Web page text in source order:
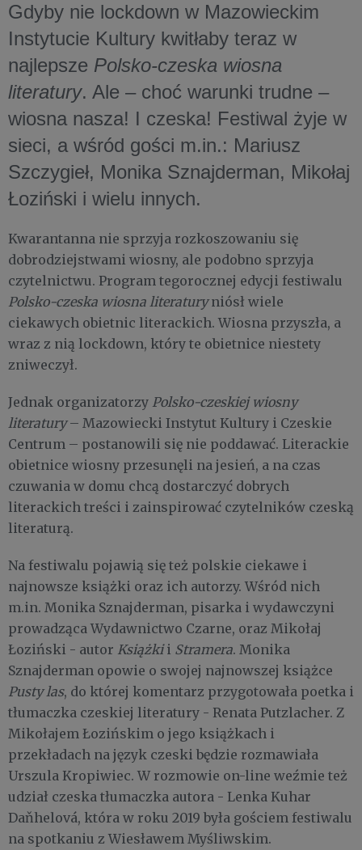
Gdyby nie lockdown w Mazowieckim
Instytucie Kultury kwitłaby teraz w
najlepsze Polsko-czeska wiosna
literatury. Ale – choć warunki trudne –
wiosna nasza! I czeska! Festiwal żyje w
sieci, a wśród gości m.in.: Mariusz
Szczygieł, Monika Sznajderman, Mikołaj
Łoziński i wielu innych.
Kwarantanna nie sprzyja rozkoszowaniu się
dobrodziejstwami wiosny, ale podobno sprzyja
czytelnictwu. Program tegorocznej edycji festiwalu
Polsko-czeska wiosna literaturyniósł wiele
ciekawych obietnic literackich. Wiosna przyszła, a
wraz z nią lockdown, który te obietnice niestety
zniweczył.
Jednak organizatorzy Polsko-czeskiej wiosny
literatury– Mazowiecki Instytut Kultury i Czeskie
Centrum – postanowili się nie poddawać. Literackie
obietnice wiosny przesunęli na jesień, a na czas
czuwania w domu chcą dostarczyć dobrych
literackich treści i zainspirować czytelników czeską
literaturą.
Na festiwalu pojawią się też polskie ciekawe i
najnowsze książki oraz ich autorzy. Wśród nich
m.in. Monika Sznajderman, pisarka i wydawczyni
prowadząca Wydawnictwo Czarne, oraz Mikołaj
Łoziński - autor Książkii Stramera. Monika
Sznajderman opowie o swojej najnowszej książce
Pusty las, do której komentarz przygotowała poetka i
tłumaczka czeskiej literatury - Renata Putzlacher. Z
Mikołajem Łozińskim o jego książkach i
przekładach na język czeski będzie rozmawiała
Urszula Kropiwiec. W rozmowie on-line weźmie też
udział czeska tłumaczka autora - Lenka Kuhar
Daňhelová, która w roku 2019 była gościem festiwalu
na spotkaniu z Wiesławem Myśliwskim.